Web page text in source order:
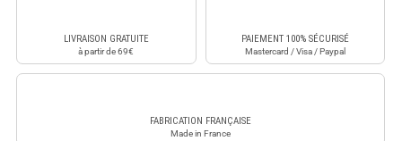
LIVRAISON GRATUITE
à partir de 69€
PAIEMENT 100% SÉCURISÉ
Mastercard / Visa / Paypal
FABRICATION FRANÇAISE
Made in France